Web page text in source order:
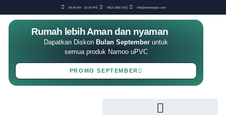
09.00 AM - 16.30 PM 0812-1993-1701 Info@namooupvc.com
Rumah lebih Aman dan nyaman
Dapatkan Diskon Bulan September untuk
semua produk Namoo uPVC
PROMO SEPTEMBER